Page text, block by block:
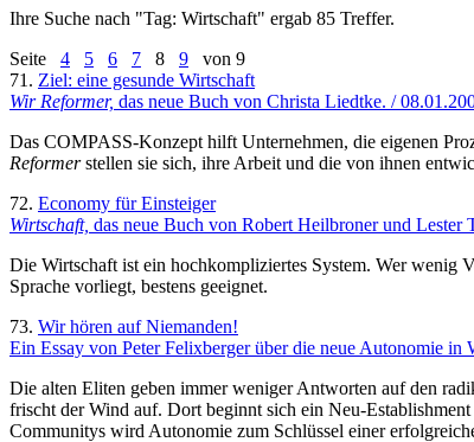
Ihre Suche nach "Tag: Wirtschaft" ergab 85 Treffer.
Seite 4 5 6 7 8 9 von 9
71. Ziel: eine gesunde Wirtschaft
Wir Reformer, das neue Buch von Christa Liedtke. /
Das COMPASS-Konzept hilft Unternehmen, die eigenen
Reformerstellen sie sich, ihre Arbeit und die von ihnen
72. Economy für Einsteiger
Wirtschaft, das neue Buch von Robert Heilbroner und Lester
Die Wirtschaft ist ein hochkompliziertes System. Wer wenig
Sprache vorliegt, bestens geeignet.
73. Wir hören auf Niemanden!
Ein Essay von Peter Felixberger über die neue Autonomie in
Die alten Eliten geben immer weniger Antworten auf den
frischt der Wind auf. Dort beginnt sich ein Neu-
Communitys wird Autonomie zum Schlüssel einer